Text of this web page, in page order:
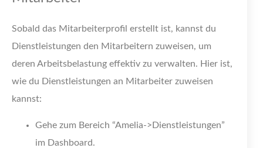
Sobald das Mitarbeiterprofil erstellt ist, kannst du
Dienstleistungen den Mitarbeitern zuweisen, um
deren Arbeitsbelastung effektiv zu verwalten. Hier ist,
wie du Dienstleistungen an Mitarbeiter zuweisen
kannst:
Gehe zum Bereich “Amelia->Dienstleistungen”
im Dashboard.